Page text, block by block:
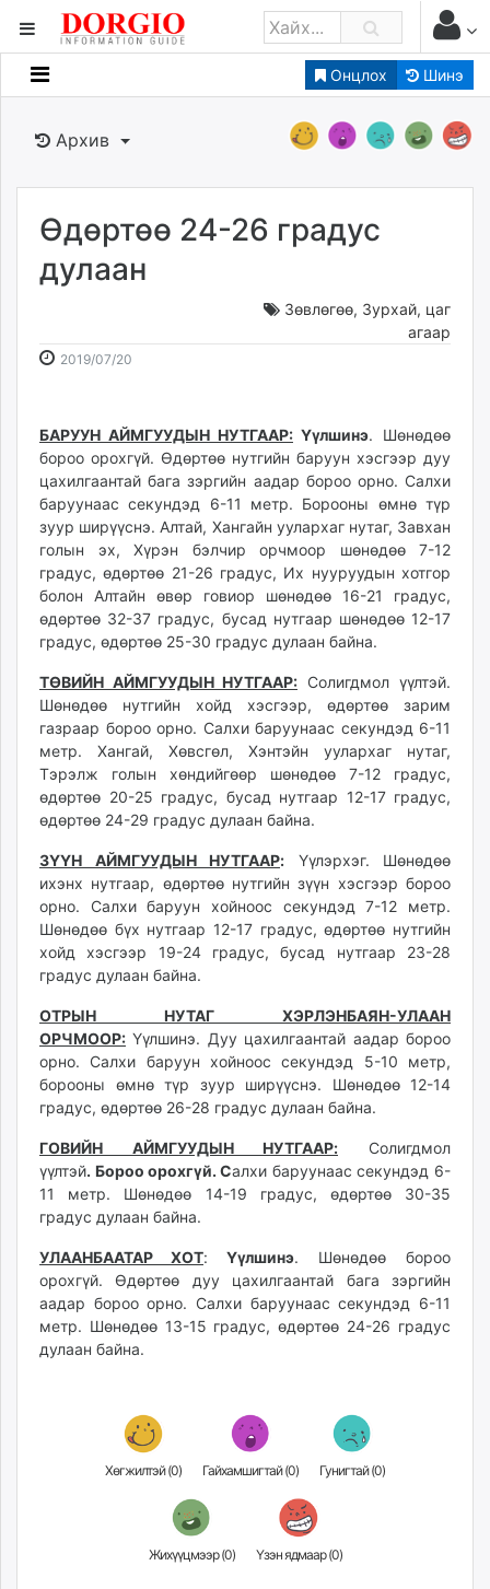
Онцлох Шинэ
Мэдээллийн
Банк санхүү
Бизнес ААН
Төрийн
Нийслэлийн
Gogo.mn
caak.mn
zindaa.mn
Baabar.mn
tovch.mn
ikon.mn
mnb.mn
Livetv.mn
Eguur.mn
24tsag.mn
shuud.mn
eagle.mn
ergelt.mn
zarig.mn
today.mn
zuv.mn
mminfo.mn
ugluu.mn
urlag.mn
unen.mn
asu.mn
shudarga.mn
shuurhai.mn
isee.mn
mglradio.com
fact.mn
itoim.mn
tumen.mn
shuum.mn
times.mn
tvmongolia.mn
unegui.mn
assa.mn
toim.mn
tac.mn
Архив
Өдөртөө 24-26 градус
дулаан
Зөвлөгөө, Зурхай, цаг
агаар
2019/07/20
11:25:26
13:51:20
БАРУУН АЙМГУУДЫН НУТГААР: Үүлшинэ. Шөнөдөө
бороо орохгүй. Өдөртөө нутгийн баруун хэсгээр дуу
цахилгаантай бага зэргийн аадар бороо орно. Салхи
баруунаас секундэд 6-11 метр. Борооны өмнө түр
зуур ширүүснэ. Алтай, Хангайн уулархаг нутаг, Завхан
голын эх, Хүрэн бэлчир орчмоор шөнөдөө 7-12
градус, өдөртөө 21-26 градус, Их нууруудын хотгор
болон Алтайн өвөр говиор шөнөдөө 16-21 градус,
өдөртөө 32-37 градус, бусад нутгаар шөнөдөө 12-17
градус, өдөртөө 25-30 градус дулаан байна.
ТӨВИЙН АЙМГУУДЫН НУТГААР: Солигдмол үүлтэй.
Шөнөдөө нутгийн хойд хэсгээр, өдөртөө зарим
газраар бороо орно. Салхи баруунаас секундэд 6-11
метр. Хангай, Хөвсгөл, Хэнтэйн уулархаг нутаг,
Тэрэлж голын хөндийгөөр шөнөдөө 7-12 градус,
өдөртөө 20-25 градус, бусад нутгаар 12-17 градус,
өдөртөө 24-29 градус дулаан байна.
ЗҮҮН АЙМГУУДЫН НУТГААР: Үүлэрхэг. Шөнөдөө
ихэнх нутгаар, өдөртөө нутгийн зүүн хэсгээр бороо
орно. Салхи баруун хойноос секундэд 7-12 метр.
Шөнөдөө бүх нутгаар 12-17 градус, өдөртөө нутгийн
хойд хэсгээр 19-24 градус, бусад нутгаар 23-28
градус дулаан байна.
ОТРЫН НУТАГ ХЭРЛЭНБАЯН-УЛААН
ОРЧМООР: Үүлшинэ. Дуу цахилгаантай аадар бороо
орно. Салхи баруун хойноос секундэд 5-10 метр,
борооны өмнө түр зуур ширүүснэ. Шөнөдөө 12-14
градус, өдөртөө 26-28 градус дулаан байна.
ГОВИЙН АЙМГУУДЫН НУТГААР: Солигдмол
үүлтэй. Бороо орохгүй. Салхи баруунаас секундэд 6-
11 метр. Шөнөдөө 14-19 градус, өдөртөө 30-35
градус дулаан байна.
УЛААНБААТАР ХОТ: Үүлшинэ. Шөнөдөө бороо
орохгүй. Өдөртөө дуу цахилгаантай бага зэргийн
аадар бороо орно. Салхи баруунаас секундэд 6-11
метр. Шөнөдөө 13-15 градус, өдөртөө 24-26 градус
дулаан байна.
Хөгжилтэй (0) Гайхамшигтай (0) Гунигтай (0)
Жихүүцмээр (0) Үзэн ядмаар (0)